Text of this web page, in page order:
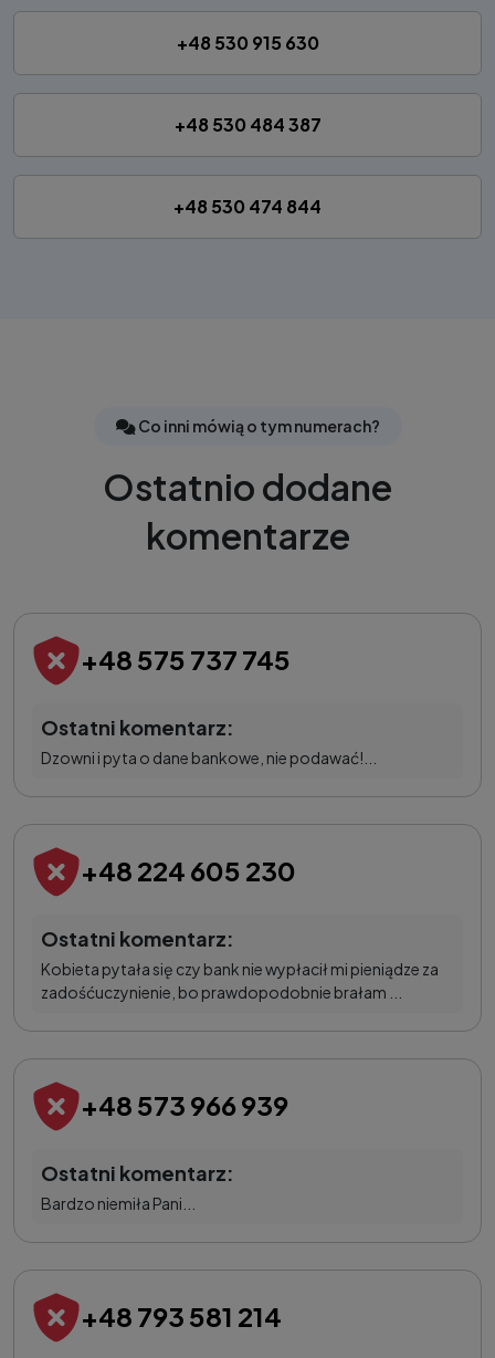
+48 530 915 630
+48 530 484 387
+48 530 474 844
Co inni mówią o tym numerach?
Ostatnio dodane
komentarze
+48 575 737 745
Ostatni komentarz:
Dzowni i pyta o dane bankowe, nie podawać!...
+48 224 605 230
Ostatni komentarz:
Kobieta pytała się czy bank nie wypłacił mi pieniądze za
zadośćuczynienie, bo prawdopodobnie brałam ...
+48 573 966 939
Ostatni komentarz:
Bardzo niemiła Pani...
+48 793 581 214